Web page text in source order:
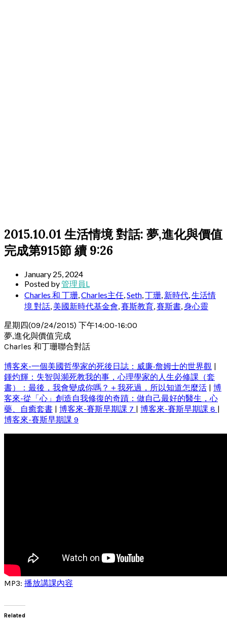
2015.10.01 生活情境 對話: 夢,進化與價值
完成第915節 續 9:26
January 25, 2024
Posted by管理員L
Charles 和 丁珊,Charles主任,Seth,丁珊, 新時代,生活情
境 對話, 美國新時代基金會,賽斯教育,賽斯書,身心靈
星期四(09/24/2015) 下午14:00-16:00
夢,進化與價值完成
Charles 和丁珊聯合對話
博客來-一個美國哲學家的死後日誌：威廉‧詹姆士的世界觀
鍾灼輝：失智與瀕死教我的事，心理學家的人生必修課（套
書）：最後，我會變成你嗎？＋我死過，所以知道怎麼活
博
客來-從「心」創造自我修復的奇蹟：做自己最好的醫生，心
藥、自癒套書
博客來-賽斯早期課 7 博客來-賽斯早期課 8
博客來-賽斯早期課 9
MP3: 播放講課內容
Related